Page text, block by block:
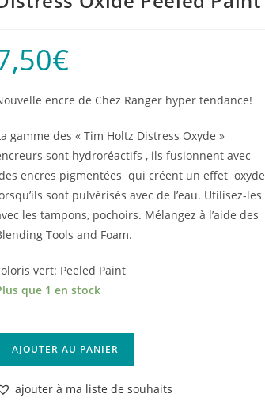
€
encre de Chez Ranger hyper tendance!
gamme des « Tim Holtz Distress Oxyde »
sont hydroréactifs , ils fusionnent avec
encres pigmentées qui créent un effet oxyde
sont pulvérisés avec de l’eau. Utilisez-les
les tampons, pochoirs. Mélangez à l’aide des
Tools and Foam.
vert: Peeled Paint
que 1 en stock
Distress
Oxide
AJOUTER AU PANIER
ajouter à ma liste de souhaits